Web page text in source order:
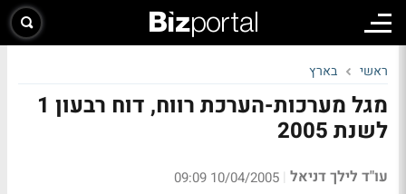
ראשי בארץ
מגל מערכות-הערכת רווח, דוח רבעון 1
לשנת 2005
עו"ד לילך דניאל |
10/04/2005 09:09